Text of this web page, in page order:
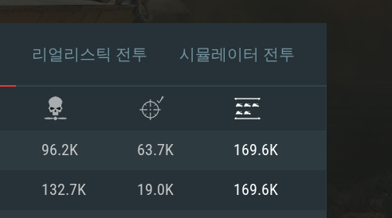
리얼리스틱 전투 시뮬레이터 전투
96.2K 63.7K 169.6K
132.7K 19.0K 169.6K